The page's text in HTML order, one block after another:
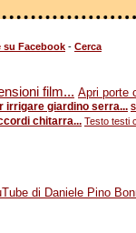
su Facebook - Cerca
film... Apri porte
irrigare giardino serra...
chitarra... Testo testi
di Daniele Pino